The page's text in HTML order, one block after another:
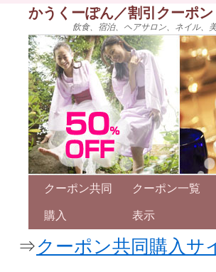
かうくーぽん／割引クーポ
飲食、宿泊、ヘアサロン、ネイル、
クーポン共同
購入
クーポン一覧
表示
⇒クーポン共同購入サ